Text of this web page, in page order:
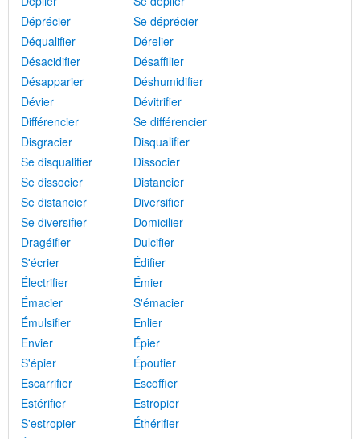
Déprécier
Se déprécier
Déqualifier
Dérelier
Désacidifier
Désaffilier
Désapparier
Déshumidifier
Dévier
Dévitrifier
Différencier
Se différencier
Disgracier
Disqualifier
Se disqualifier
Dissocier
Se dissocier
Distancier
Se distancier
Diversifier
Se diversifier
Domicilier
Dragéifier
Dulcifier
S'écrier
Édifier
Électrifier
Émier
Émacier
S'émacier
Émulsifier
Enlier
Envier
Épier
S'épier
Époutier
Escarrifier
Escoffier
Estérifier
Estropier
S'estropier
Éthérifier